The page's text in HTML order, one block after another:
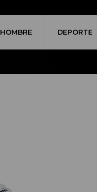
HOMBRE DEPORTE